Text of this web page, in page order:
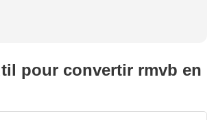
pour convertir rmvb en